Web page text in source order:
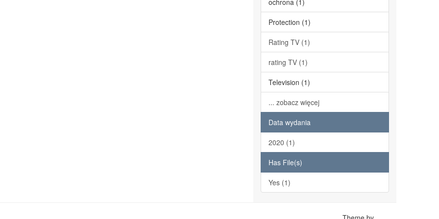
ochrona (1)
Protection (1)
Rating TV (1)
rating TV (1)
Television (1)
... zobacz więcej
Data wydania
2020 (1)
Has File(s)
Yes (1)